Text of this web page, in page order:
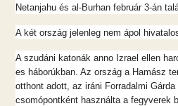
Netanjahu és al-Burhan február 3-án
A két ország jelenleg nem ápol
A szudáni katonák anno Izrael ellen
es háborúkban. Az ország a Hamász
otthont adott, az iráni Forradalmi
csomópontként használta a fegyverek